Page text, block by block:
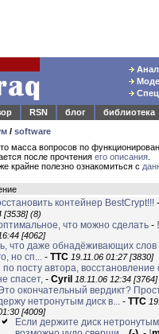
RSN блог
библиотека
/ software
масса вопросов по
после прочтения его описания
крайне полезно ознакомиться с
контейнер BestCrypt!!!
[3538] (8)
что можно сделать - !
[4062]
что даже обнадёживающих слов
но сп... - TTC 19.11.06 01:27 [3830]
по посту автора,
спасет, - Cyril 18.11.06 12:34 [3764]
окончательный вердикт?
нетронутым диск в... - TTC
[4009]
Если держите диск